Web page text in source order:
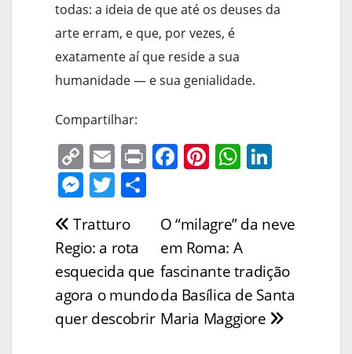
todas: a ideia de que até os deuses da
arte erram, e que, por vezes, é
exatamente aí que reside a sua
humanidade — e sua genialidade.
Compartilhar:
C
o
p
y
Li
n
k
E
m
ai
l
Pr F
e
b
o
o
k
Pi
e
st
W
s
A
p
p
e
n
M
ss
e
n
g
er
T
itt
er
ar
e
Navegação
de
Post
O “milagre” da neve
em Roma: A
fascinante tradição
da Basílica de Santa
Maria Maggiore
Tratturo
Regio: a rota
esquecida que
agora o mundo
quer descobrir